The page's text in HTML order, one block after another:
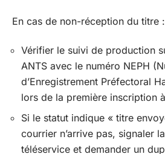
En cas de non-réception du titre :
Vérifier le suivi de production
ANTS avec le numéro NEPH
d’Enregistrement Préfectoral
lors de la première inscription à
Si le statut indique « titre
courrier n’arrive pas, signaler
téléservice et demander un